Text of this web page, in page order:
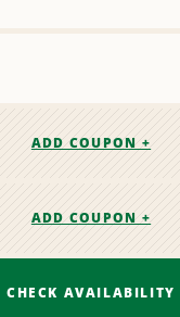
ADD COUPON +
ADD COUPON +
CHECK AVAILABILITY